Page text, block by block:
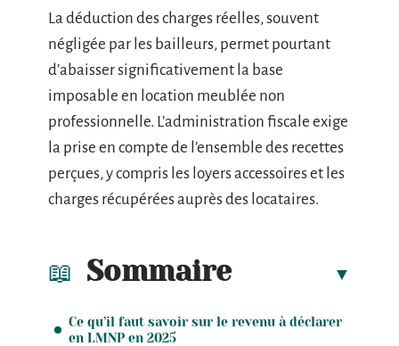
La déduction des charges réelles, souvent
négligée par les bailleurs, permet pourtant
d’abaisser significativement la base
imposable en location meublée non
professionnelle. L’administration fiscale exige
la prise en compte de l’ensemble des recettes
perçues, y compris les loyers accessoires et les
charges récupérées auprès des locataires.
Sommaire
Ce qu’il faut savoir sur le revenu à déclarer
en LMNP en 2025